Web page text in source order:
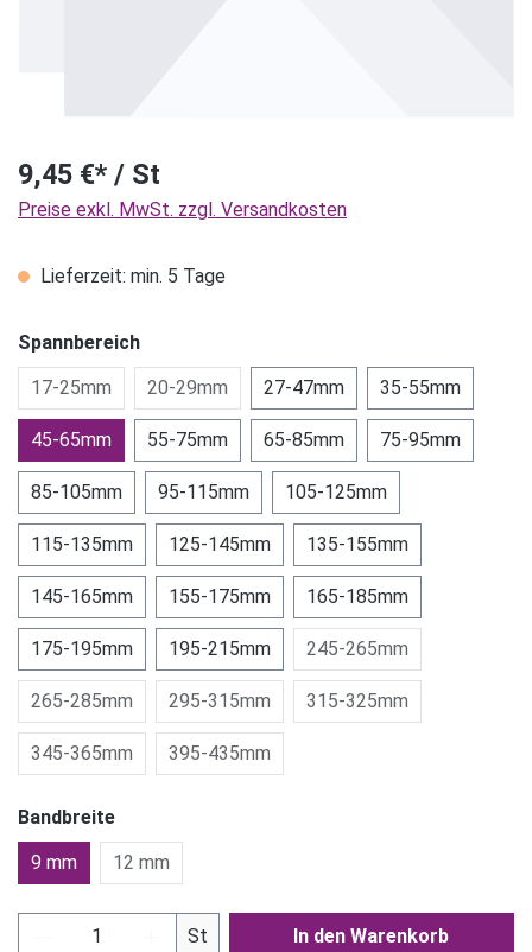
9,45 €* / St
Preise exkl. MwSt. zzgl. Versandkosten
Lieferzeit: min. 5 Tage
Spannbereich
17-25mm
20-29mm 27-47mm 35-55mm
45-65mm 55-75mm 65-85mm 75-95mm
85-105mm 95-115mm 105-125mm
115-135mm 125-145mm 135-155mm
145-165mm 155-175mm 165-185mm
175-195mm 195-215mm 245-265mm
265-285mm 295-315mm 315-325mm
345-365mm 395-435mm
Bandbreite
9 mm
12 mm
Produkt Anzahl: Gib den gewünschten Wert
St In den Warenkorb